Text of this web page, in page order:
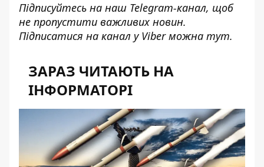
Підписуйтесь на наш Telegram-канал, щоб
не пропустити важливих новин.
Підписатися на канал у Viber можна тут.
ЗАРАЗ ЧИТАЮТЬ НА
ІНФОРМАТОРІ